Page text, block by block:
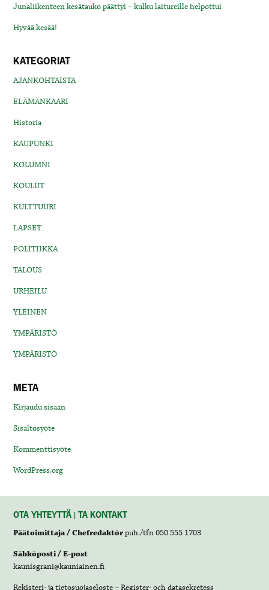
Junaliikenteen kesätauko päättyi – kulku laitureille helpottui
Hyvää kesää!
KATEGORIAT
AJANKOHTAISTA
ELÄMÄNKAARI
Historia
KAUPUNKI
KOLUMNI
KOULUT
KULTTUURI
LAPSET
POLITIIKKA
TALOUS
URHEILU
YLEINEN
YMPÄRISTÖ
YMPÄRISTÖ
META
Kirjaudu sisään
Sisältösyöte
Kommenttisyöte
WordPress.org
OTA YHTEYTTÄ | TA KONTAKT
Päätoimittaja / Chefredaktörpuh./tfn 050 555 1703
Sähköposti / E-post
kaunisgrani@kauniainen.fi
Rekisteri- ja tietosuojaseloste – Register- och datasekretess